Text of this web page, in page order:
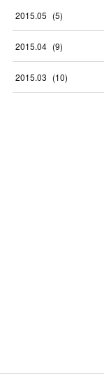
2015.05 (5)
2015.04 (9)
2015.03 (10)